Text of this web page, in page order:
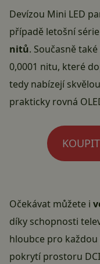
Devízou Mini LED
případě letošní série
nitů. Současně
0,0001 nitu, které
tedy nabízejí
prakticky rovná
Očekávat můžete i
díky schopnosti
hloubce pro každou
pokrytí prostoru